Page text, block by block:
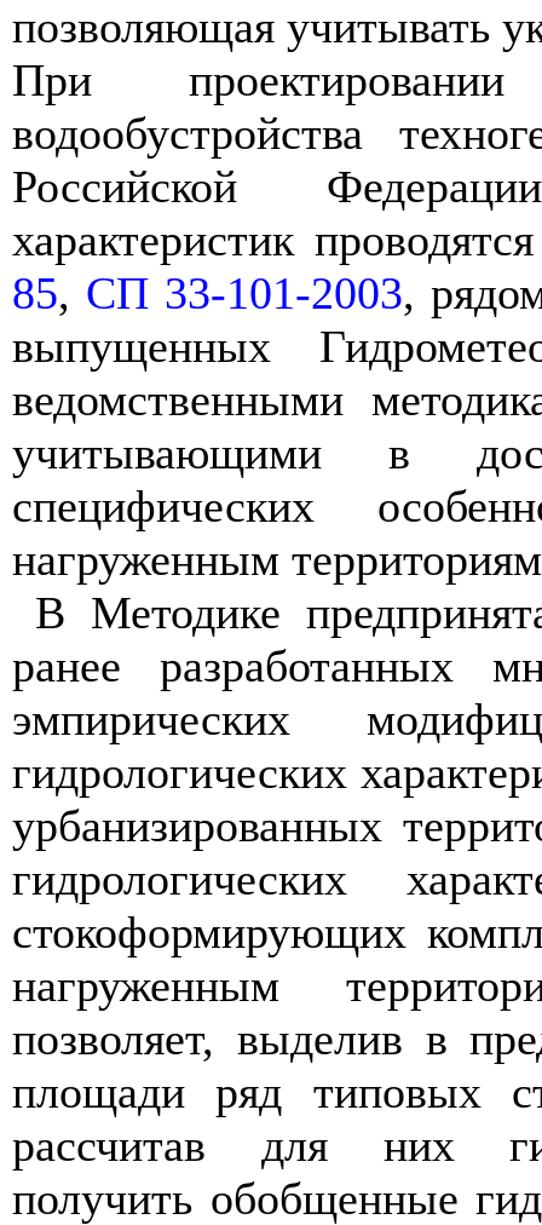
позволяющая учитывать
При
водообустройства
Российской
характеристик
85, СП 33-101-2003,
выпущенных
ведомственными
учитывающими в
специфических
нагруженным
В Методике
ранее разработанных
эмпирических
гидрологических
урбанизированных
гидрологических
стокоформирующих
нагруженным
позволяет, выделив в
площади ряд типовых
рассчитав для них
получить обобщенные